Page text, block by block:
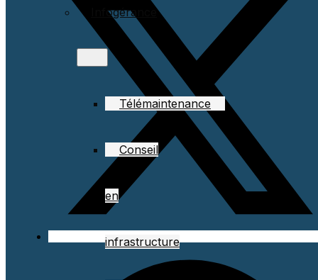
Infogérance
Télémaintenance
Conseil
en
infrastructure